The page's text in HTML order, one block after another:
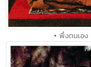
• พึ่งตนเอ